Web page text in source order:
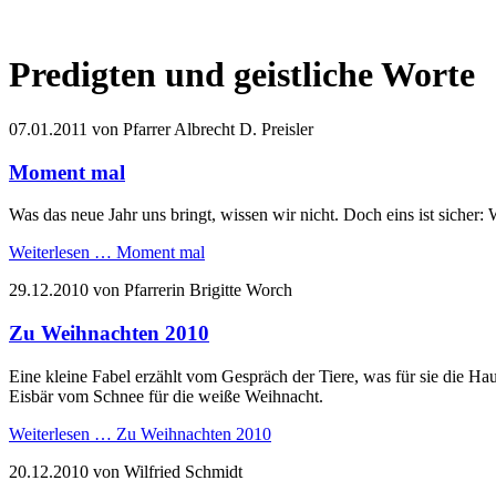
Predigten und geistliche Worte
07.01.2011 von Pfarrer Albrecht D. Preisler
Moment mal
Was das neue Jahr uns bringt, wissen wir nicht. Doch eins ist
Weiterlesen … Moment mal
29.12.2010 von Pfarrerin Brigitte Worch
Zu Weihnachten 2010
Eine kleine Fabel erzählt vom Gespräch der Tiere, was für sie die
Eisbär vom Schnee für die weiße Weihnacht.
Weiterlesen … Zu Weihnachten 2010
20.12.2010 von Wilfried Schmidt